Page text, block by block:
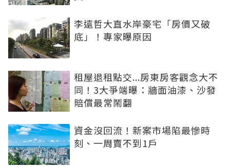
李遠哲大直水岸豪宅「房價又破
底」！專家曝原因
租屋退租點交...房東房客觀念大不
同！3大爭端曝：牆面油漆、沙發
賠償最常鬧翻
資金沒回流！新案市場陷最慘時
刻、一周賣不到1戶